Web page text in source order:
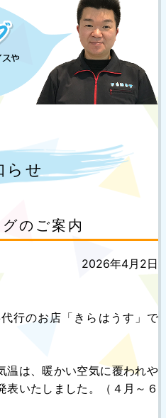
らせ
のご案内
投
2026年4月2日
行のお店「きらはうす」で
温は、暖かい空気に覆われや
いたしました。（４月～６